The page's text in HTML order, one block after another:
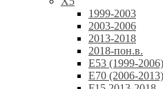
1999-2003
2003-2006
2013-2018
2018-пон.в.
E53 (1999-2006)
E70 (2006-2013)